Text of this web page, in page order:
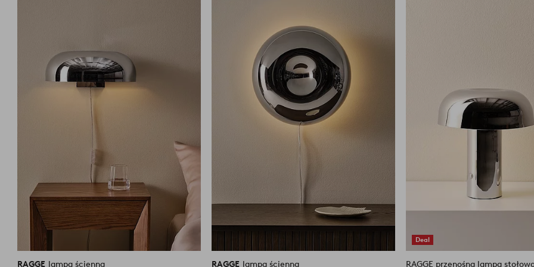
RAGGE lampa ścienna RAGGE lampa ścienna
Deal
RAGGE przenośna lampa